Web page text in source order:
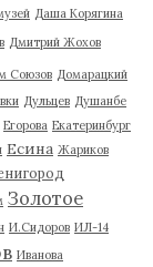
Даша Корягина
Дмитрий Жохов
Союзов Домарацкий
Дульцев Душанбе
Егорова Екатеринбург
Есина Жариков
Золотое
И.Сидоров ИЛ-14
Иванова